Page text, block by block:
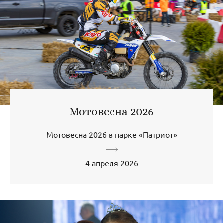
Мотовесна 2026
Мотовесна 2026 в парке «Патриот»
4 апреля 2026